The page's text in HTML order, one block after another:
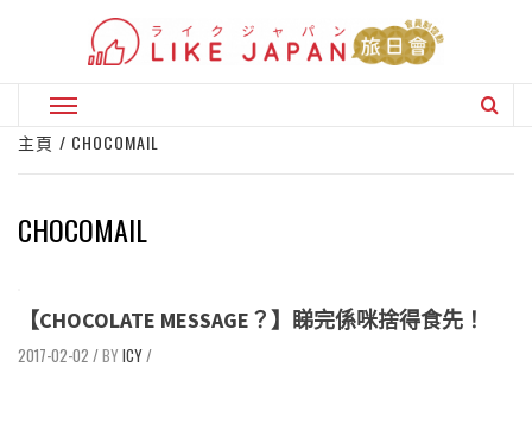
Primary
Menu
主頁 CHOCOMAIL
CHOCOMAIL
【CHOCOLATE MESSAGE？】睇完係咪捨得食先！
2017-02-02 / ICY/